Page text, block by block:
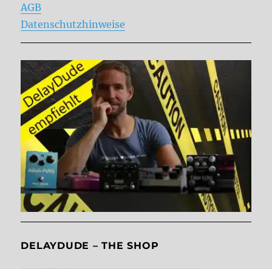
AGB
Datenschutzhinweise
DELAYDUDE – THE SHOP